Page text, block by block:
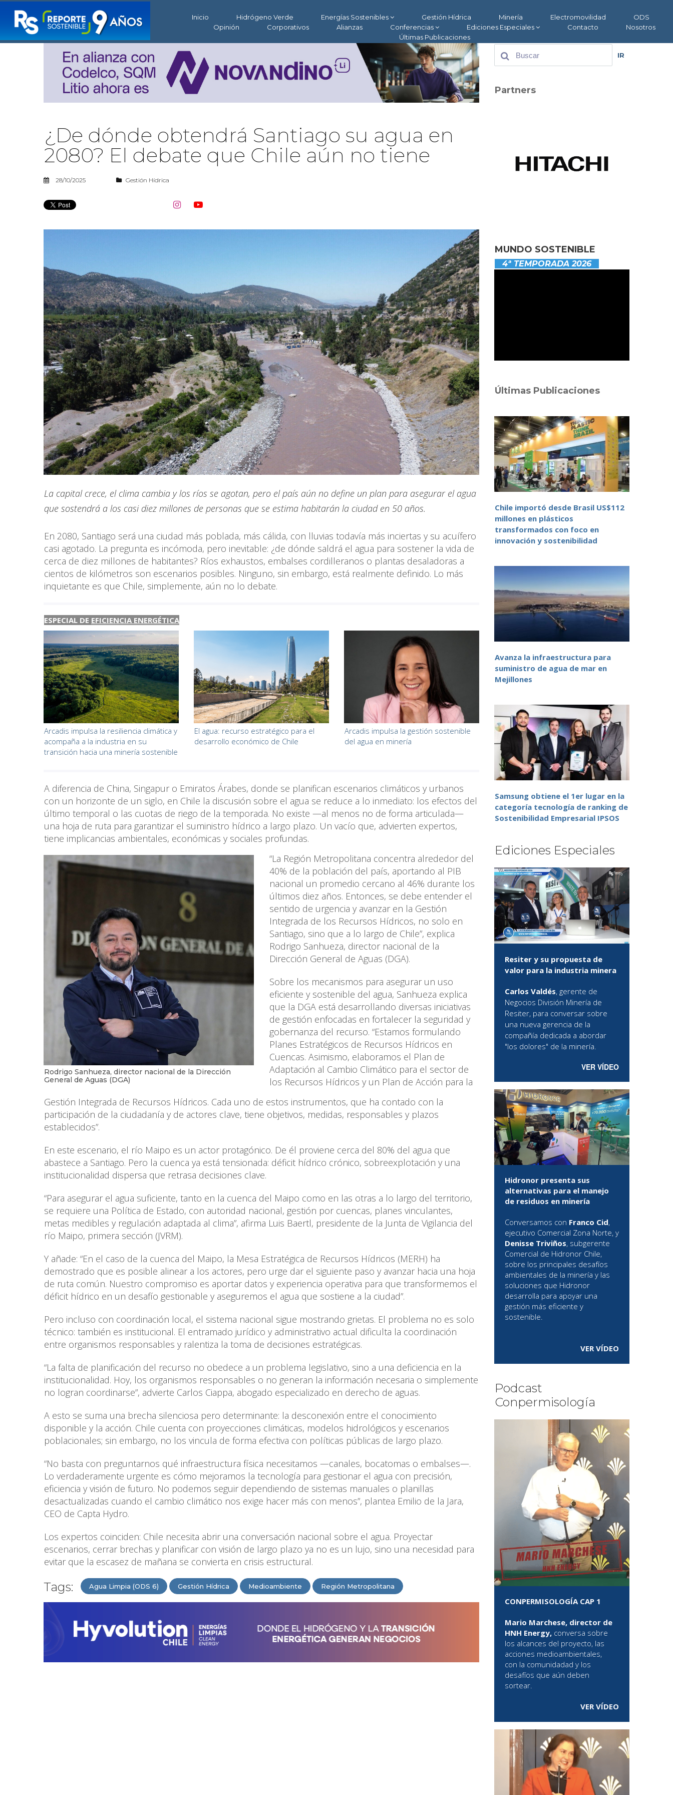
Inicio Hidrógeno Verde Energías Sostenibles Gestión Hídrica Minería Electromovilidad
ODS
Opinión
Corporativos Alianzas Conferencias Ediciones Especiales Contacto
Nosotros
Últimas Publicaciones
¿De dónde obtendrá Santiago su agua en
2080? El debate que Chile aún no tiene
28/10/2025 Gestión Hídrica
 
La capital crece, el clima cambia y los ríos se agotan, pero el país aún no define un plan para asegurar el agua
que sostendrá a los casi diez millones de personas que se estima habitarán la ciudad en 50 años.
En 2080, Santiago será una ciudad más poblada, más cálida, con lluvias todavía más inciertas y su acuífero
casi agotado. La pregunta es incómoda, pero inevitable: ¿de dónde saldrá el agua para sostener la vida de
cerca de diez millones de habitantes? Ríos exhaustos, embalses cordilleranos o plantas desaladoras a
cientos de kilómetros son escenarios posibles. Ninguno, sin embargo, está realmente definido. Lo más
inquietante es que Chile, simplemente, aún no lo debate.
ESPECIAL DE EFICIENCIA ENERGÉTICA
Arcadis impulsa la resiliencia climática y
acompaña a la industria en su
transición hacia una minería sostenible
El agua: recurso estratégico para el
desarrollo económico de Chile
Arcadis impulsa la gestión sostenible
del agua en minería
A diferencia de China, Singapur o Emiratos Árabes, donde se planifican escenarios climáticos y urbanos
con un horizonte de un siglo, en Chile la discusión sobre el agua se reduce a lo inmediato: los efectos del
último temporal o las cuotas de riego de la temporada. No existe —al menos no de forma articulada—
una hoja de ruta para garantizar el suministro hídrico a largo plazo. Un vacío que, advierten expertos,
tiene implicancias ambientales, económicas y sociales profundas.
Rodrigo Sanhueza, director nacional de la Dirección
General de Aguas (DGA)
“La Región Metropolitana concentra alrededor del
40% de la población del país, aportando al PIB
nacional un promedio cercano al 46% durante los
últimos diez años. Entonces, se debe entender el
sentido de urgencia y avanzar en la Gestión
Integrada de los Recursos Hídricos, no solo en
Santiago, sino que a lo largo de Chile”, explica
Rodrigo Sanhueza, director nacional de la
Dirección General de Aguas (DGA).
Sobre los mecanismos para asegurar un uso
eficiente y sostenible del agua, Sanhueza explica
que la DGA está desarrollando diversas iniciativas
de gestión enfocadas en fortalecer la seguridad y
gobernanza del recurso. “Estamos formulando
Planes Estratégicos de Recursos Hídricos en
Cuencas. Asimismo, elaboramos el Plan de
Adaptación al Cambio Climático para el sector de
los Recursos Hídricos y un Plan de Acción para la
Gestión Integrada de Recursos Hídricos. Cada uno de estos instrumentos, que ha contado con la
participación de la ciudadanía y de actores clave, tiene objetivos, medidas, responsables y plazos
establecidos”.
En este escenario, el río Maipo es un actor protagónico. De él proviene cerca del 80% del agua que
abastece a Santiago. Pero la cuenca ya está tensionada: déficit hídrico crónico, sobreexplotación y una
institucionalidad dispersa que retrasa decisiones clave.
“Para asegurar el agua suficiente, tanto en la cuenca del Maipo como en las otras a lo largo del territorio,
se requiere una Política de Estado, con autoridad nacional, gestión por cuencas, planes vinculantes,
metas medibles y regulación adaptada al clima”, afirma Luis Baertl, presidente de la Junta de Vigilancia del
río Maipo, primera sección (JVRM).
Y añade: “En el caso de la cuenca del Maipo, la Mesa Estratégica de Recursos Hídricos (MERH) ha
demostrado que es posible alinear a los actores, pero urge dar el siguiente paso y avanzar hacia una hoja
de ruta común. Nuestro compromiso es aportar datos y experiencia operativa para que transformemos el
déficit hídrico en un desafío gestionable y aseguremos el agua que sostiene a la ciudad”.
Pero incluso con coordinación local, el sistema nacional sigue mostrando grietas. El problema no es solo
técnico: también es institucional. El entramado jurídico y administrativo actual dificulta la coordinación
entre organismos responsables y ralentiza la toma de decisiones estratégicas.
“La falta de planificación del recurso no obedece a un problema legislativo, sino a una deficiencia en la
institucionalidad. Hoy, los organismos responsables o no generan la información necesaria o simplemente
no logran coordinarse”, advierte Carlos Ciappa, abogado especializado en derecho de aguas.
A esto se suma una brecha silenciosa pero determinante: la desconexión entre el conocimiento
disponible y la acción. Chile cuenta con proyecciones climáticas, modelos hidrológicos y escenarios
poblacionales; sin embargo, no los vincula de forma efectiva con políticas públicas de largo plazo.
“No basta con preguntarnos qué infraestructura física necesitamos —canales, bocatomas o embalses—.
Lo verdaderamente urgente es cómo mejoramos la tecnología para gestionar el agua con precisión,
eficiencia y visión de futuro. No podemos seguir dependiendo de sistemas manuales o planillas
desactualizadas cuando el cambio climático nos exige hacer más con menos”, plantea Emilio de la Jara,
CEO de Capta Hydro.
Los expertos coinciden: Chile necesita abrir una conversación nacional sobre el agua. Proyectar
escenarios, cerrar brechas y planificar con visión de largo plazo ya no es un lujo, sino una necesidad para
evitar que la escasez de mañana se convierta en crisis estructural.
Tags: Agua Limpia (ODS 6) Gestión Hídrica Medioambiente Región Metropolitana
IR
Partners
MUNDO SOSTENIBLE
4ª TEMPORADA 2026
Últimas Publicaciones
Chile importó desde Brasil US$112
millones en plásticos
transformados con foco en
innovación y sostenibilidad
Avanza la infraestructura para
suministro de agua de mar en
Mejillones
Samsung obtiene el 1er lugar en la
categoría tecnología de ranking de
Sostenibilidad Empresarial IPSOS
Ediciones Especiales
Resiter y su propuesta de
valor para la industria minera
Carlos Valdés, gerente de
Negocios División Minería de
Resiter, para conversar sobre
una nueva gerencia de la
compañía dedicada a abordar
"los dolores" de la minería.
VER VÍDEO
Hidronor presenta sus
alternativas para el manejo
de residuos en minería
Conversamos con Franco Cid,
ejecutivo Comercial Zona Norte, y
Denisse Triviños, subgerente
Comercial de Hidronor Chile,
sobre los principales desafíos
ambientales de la minería y las
soluciones que Hidronor
desarrolla para apoyar una
gestión más eficiente y
sostenible.
VER VÍDEO
Podcast
Conpermisología
CONPERMISOLOGÍA CAP 1
Mario Marchese, director de
HNH Energy, conversa sobre
los alcances del proyecto, las
acciones medioambientales,
con la comunidadad y los
desafíos que aún deben
sortear.
VER VÍDEO